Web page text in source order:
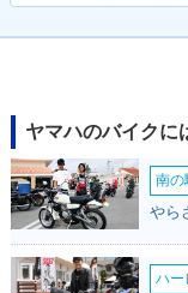
ヤマハのバイクに
南の
やら
ハー